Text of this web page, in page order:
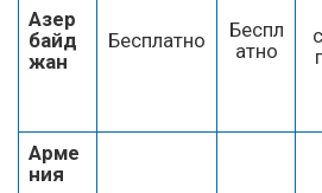
Азер
байд
жан
Бесплатно
Беспл
атно
Арме
ния